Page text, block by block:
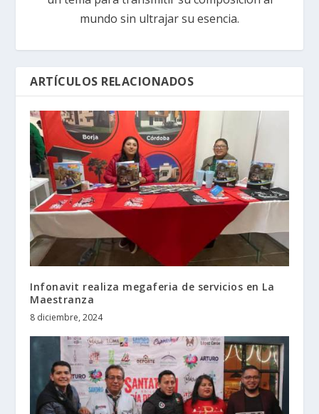
mundo sin ultrajar su esencia.
ARTÍCULOS RELACIONADOS
Infonavit realiza megaferia de servicios en La
Maestranza
8 diciembre, 2024